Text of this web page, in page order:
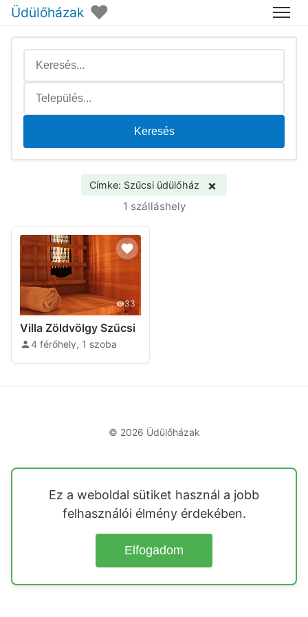
Üdülőházak ♥ Menü
Keresés
Címke: Szűcsi üdülőház ×
1 szálláshely
33
Villa Zöldvölgy Szűcsi
4 férőhely, 1 szoba
© 2026 Üdülőházak
Ez a weboldal sütiket használ a jobb
felhasználói élmény érdekében.
Elfogadom